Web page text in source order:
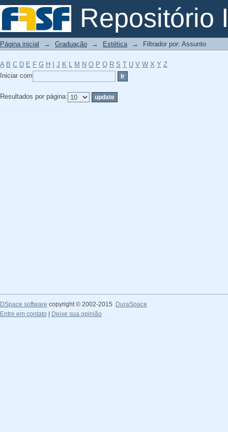
Repositório
Filtrador por: Assunto
Página inicial → Graduação → Estética → Filtrador por: Assunto
A B C D E F G H J K L M N O P Q R S T U V W X Y Z
Iniciar com
Resultados por página:
DSpace software copyright © 2002-2015
DuraSpace
Entre em contato
Deixe sua opinião